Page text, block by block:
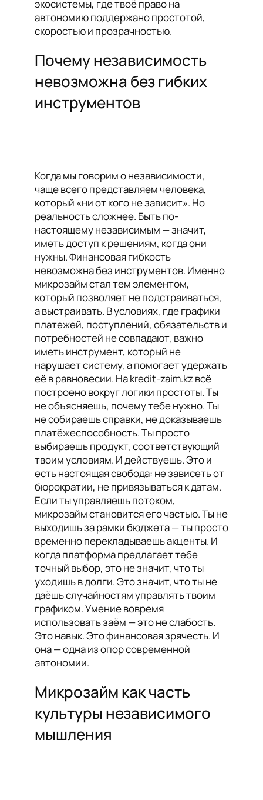
экосистемы, где твоё право на
автономию поддержано простотой,
скоростью и прозрачностью.
Почему независимость
невозможна без гибких
инструментов
Когда мы говорим о независимости,
чаще всего представляем человека,
который «ни от кого не зависит». Но
реальность сложнее. Быть по-
настоящему независимым — значит,
иметь доступ к решениям, когда они
нужны. Финансовая гибкость
невозможна без инструментов. Именно
микрозайм стал тем элементом,
который позволяет не подстраиваться,
а выстраивать. В условиях, где графики
платежей, поступлений, обязательств и
потребностей не совпадают, важно
иметь инструмент, который не
нарушает систему, а помогает удержать
её в равновесии. На kredit-zaim.kz всё
построено вокруг логики простоты. Ты
не объясняешь, почему тебе нужно. Ты
не собираешь справки, не доказываешь
платёжеспособность. Ты просто
выбираешь продукт, соответствующий
твоим условиям. И действуешь. Это и
есть настоящая свобода: не зависеть от
бюрократии, не привязываться к датам.
Если ты управляешь потоком,
микрозайм становится его частью. Ты не
выходишь за рамки бюджета — ты просто
временно перекладываешь акценты. И
когда платформа предлагает тебе
точный выбор, это не значит, что ты
уходишь в долги. Это значит, что ты не
даёшь случайностям управлять твоим
графиком. Умение вовремя
использовать заём — это не слабость.
Это навык. Это финансовая зрячесть. И
она — одна из опор современной
автономии.
Микрозайм как часть
культуры независимого
мышления